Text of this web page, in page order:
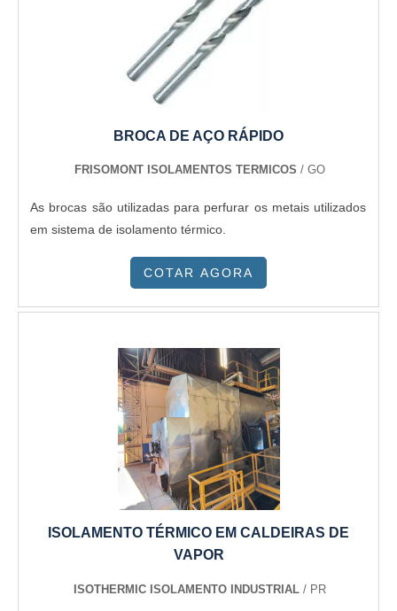
BROCA DE AÇO RÁPIDO
FRISOMONT ISOLAMENTOS TERMICOS / GO
As brocas são utilizadas para perfurar os metais utilizados
em sistema de isolamento térmico.
COTAR AGORA
ISOLAMENTO TÉRMICO EM CALDEIRAS DE
VAPOR
ISOTHERMIC ISOLAMENTO INDUSTRIAL/ PR